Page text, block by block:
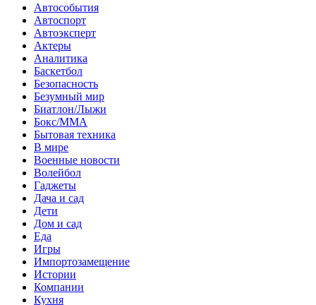
Автособытия
Автоспорт
Автоэксперт
Актеры
Аналитика
Баскетбол
Безопасность
Безумный мир
Биатлон/Лыжи
Бокс/MMA
Бытовая техника
В мире
Военные новости
Волейбол
Гаджеты
Дача и сад
Дети
Дом и сад
Еда
Игры
Импортозамещение
Истории
Компании
Кухня